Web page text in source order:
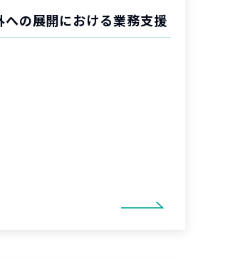
の展開における業務支援